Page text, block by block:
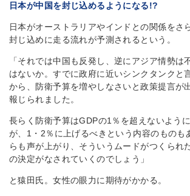
日本が中国を封じ込めるようになる!?
日本がオーストラリアやインドとの関係をさ
封じ込めに走る流れが予測されるという。
「それでは中国も反発し、逆にアジア情勢は
はないか。すでに政府に近いシンクタンクと
から、防衛予算を増やしなさいと政策提言が
報じられました。
長らく防衛予算はGDPの1％を超えないよう
が、1・2％に上げるべきという内容のものも
らも声が上がり、そういうムードがつくられ
の決定がなされていくのでしょう」
と猿田氏。女性の眼力に期待がかかる。